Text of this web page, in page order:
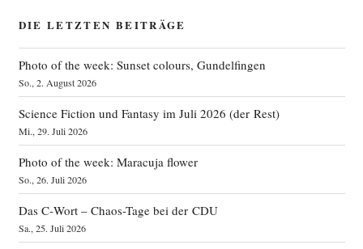
DIE LETZTEN BEITRÄGE
Photo of the week: Sunset colours, Gundelfingen
So., 2. August 2026
Science Fiction und Fantasy im Juli 2026 (der Rest)
Mi., 29. Juli 2026
Photo of the week: Maracuja flower
So., 26. Juli 2026
Das C‑Wort – Chaos-Tage bei der CDU
Sa., 25. Juli 2026